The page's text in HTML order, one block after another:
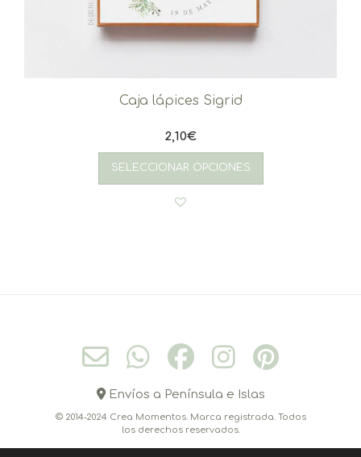
Caja lápices Sigrid
2,10€
SELECCIONAR OPCIONES
Envíos a Península e Islas
© 2014-2024 Crea Momentos. Marca registrada. Todos
los derechos reservados.